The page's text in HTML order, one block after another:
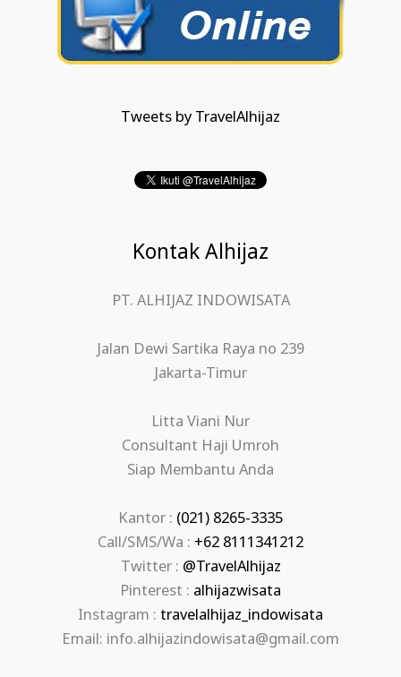
Tweets by TravelAlhijaz
Kontak Alhijaz
PT. ALHIJAZ INDOWISATA
Jalan Dewi Sartika Raya no 239
Jakarta-Timur
Litta Viani Nur
Consultant Haji Umroh
Siap Membantu Anda
Kantor : (021) 8265-3335
Call/SMS/Wa : +62 8111341212
Twitter : @TravelAlhijaz
Pinterest : alhijazwisata
Instagram : travelalhijaz_indowisata
Email: info.alhijazindowisata@gmail.com